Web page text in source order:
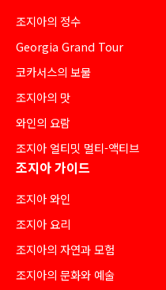
조지아의 정수
Georgia Grand Tour
코카서스의 보물
조지아의 맛
와인의 요람
조지아 얼티밋 멀티-액티브
조지아 가이드
조지아 와인
조지아 요리
조지아의 자연과 모험
조지아의 문화와 예술